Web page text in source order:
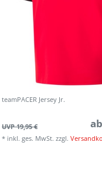
teamPACER Jersey Jr.
UVP 19,95 €
* inkl. ges. MwSt. zzgl.